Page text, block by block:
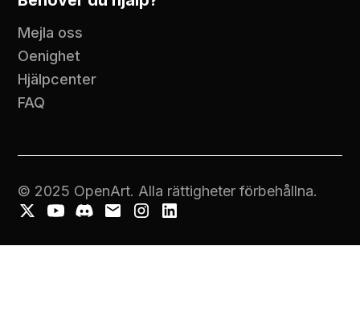
Mejla oss
Oenighet
Hjälpcenter
FAQ
© 2025 OpenArt. Alla rättigheter förbehållna.